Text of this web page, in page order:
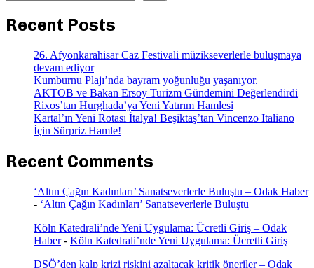
Recent Posts
26. Afyonkarahisar Caz Festivali müzikseverlerle buluşmaya
devam ediyor
Kumburnu Plajı’nda bayram yoğunluğu yaşanıyor.
AKTOB ve Bakan Ersoy Turizm Gündemini Değerlendirdi
Rixos’tan Hurghada’ya Yeni Yatırım Hamlesi
Kartal’ın Yeni Rotası İtalya! Beşiktaş’tan Vincenzo Italiano
İçin Sürpriz Hamle!
Recent Comments
‘Altın Çağın Kadınları’ Sanatseverlerle Buluştu – Odak Haber
- ‘Altın Çağın Kadınları’ Sanatseverlerle Buluştu
Köln Katedrali’nde Yeni Uygulama: Ücretli Giriş – Odak
Haber- Köln Katedrali’nde Yeni Uygulama: Ücretli Giriş
DSÖ’den kalp krizi riskini azaltacak kritik öneriler – Odak